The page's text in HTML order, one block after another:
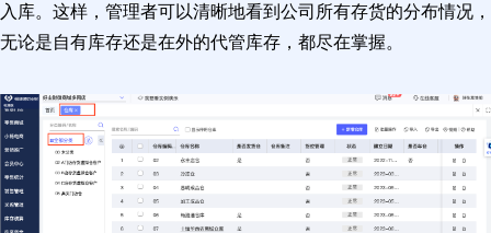
入库。这样，管理者可以清晰地看到公司所有存货的分布情况，
无论是自有库存还是在外的代管库存，都尽在掌握。